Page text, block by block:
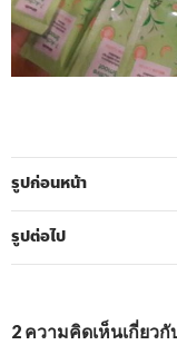
รูปก่อนหน้า
รูปต่อไป
2 ความคิดเห็นเกี่ยวกั